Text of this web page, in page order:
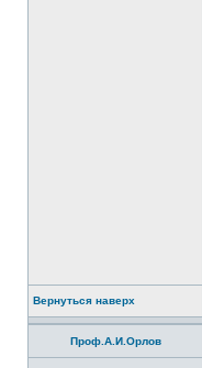
Вернуться наверх
Проф.А.И.Орлов